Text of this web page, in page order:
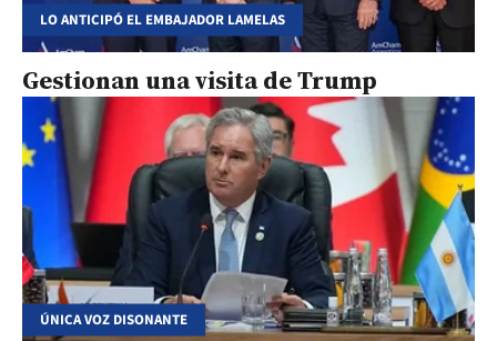
LO ANTICIPÓ EL EMBAJADOR LAMELAS
Gestionan una visita de Trump
ÚNICA VOZ DISONANTE